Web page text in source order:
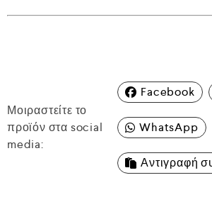
Μοιραστείτε το
προϊόν στα social
media:
Facebook
WhatsApp
Αντιγραφή